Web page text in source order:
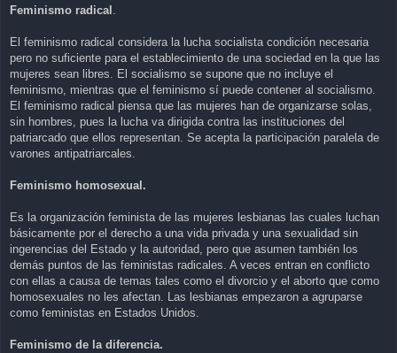
Feminismo radical .
El feminismo radical considera la lucha socialista condición necesaria
pero no suficiente para el establecimiento de una sociedad en la que las
mujeres sean libres. El socialismo se supone que no incluye el
feminismo, mientras que el feminismo sí puede contener al socialismo.
El feminismo radical piensa que las mujeres han de organizarse solas,
sin hombres, pues la lucha va dirigida contra las instituciones del
patriarcado que ellos representan. Se acepta la participación paralela de
varones antipatriarcales.
Feminismo homosexual.
Es la organización feminista de las mujeres lesbianas las cuales luchan
básicamente por el derecho a una vida privada y una sexualidad sin
ingerencias del Estado y la autoridad, pero que asumen también los
demás puntos de las feministas radicales. A veces entran en conflicto
con ellas a causa de temas tales como el divorcio y el aborto que como
homosexuales no les afectan. Las lesbianas empezaron a agruparse
como feministas en Estados Unidos.
Feminismo de la diferencia.